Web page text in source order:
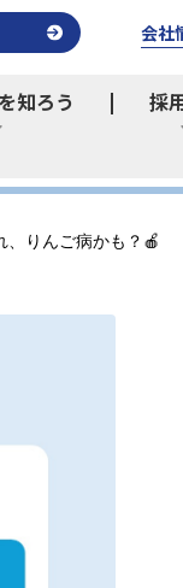
知ろう
ひらく
採
会社
りんご病かも？🍎